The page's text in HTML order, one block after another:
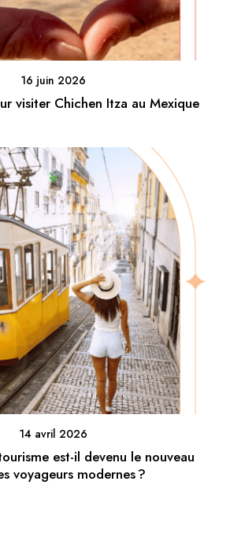
16 juin 2026
visiter Chichen Itza au Mexique
14 avril 2026
est-il devenu le nouveau
voyageurs modernes ?